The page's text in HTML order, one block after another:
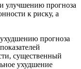
улучшению прогноза
к риску, а
прогноза
существенный
ухудшение